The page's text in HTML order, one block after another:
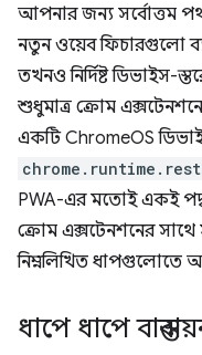
আপনার জন্য সর্বোত্তম
নতুন ওয়েব ফিচারগুলো
তখনও নির্দিষ্ট ডিভাইস-
শুধুমাত্র ক্রোম
একটি ChromeOS
PWA-এর মতোই একই
ক্রোম এক্সটেনশনের
নিম্নলিখিত ধাপগুলোতে
ধাপে ধাপে